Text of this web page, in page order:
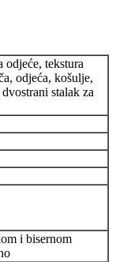
tekstura
odjeća, košulje,
stalak za
i bisernom